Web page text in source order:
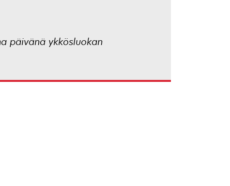
päivänä ykkösluokan